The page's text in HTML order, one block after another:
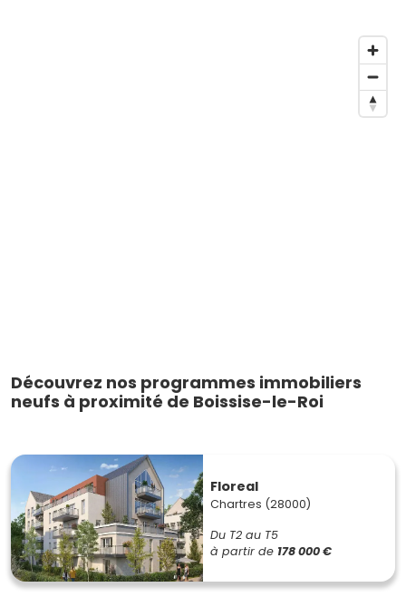
Découvrez nos programmes immobiliers
neufs à proximité de Boissise-le-Roi
Floreal
Chartres (28000)
Du T2 au T5
à partir de 178 000 €